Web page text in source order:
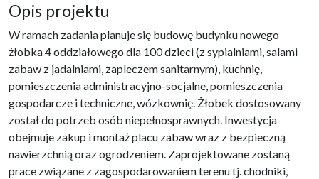
Opis projektu
W ramach zadania planuje się budowę budynku nowego
żłobka 4 oddziałowego dla 100 dzieci (z sypialniami, salami
zabaw z jadalniami, zapleczem sanitarnym), kuchnię,
pomieszczenia administracyjno-socjalne, pomieszczenia
gospodarcze i techniczne, wózkownię. Żłobek dostosowany
został do potrzeb osób niepełnosprawnych. Inwestycja
obejmuje zakup i montaż placu zabaw wraz z bezpieczną
nawierzchnią oraz ogrodzeniem. Zaprojektowane zostaną
prace związane z zagospodarowaniem terenu tj. chodniki,